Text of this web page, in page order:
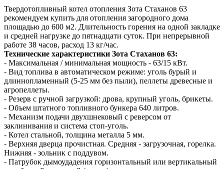
Твердотопливный котел отопления Зота Стаханов 63
рекомендуем купить для отопления загородного дома
площадью до 600 м2. Длительность горения на одной закладке
и средней нагрузке до пятнадцати суток. При непрерывной
работе 38 часов, расход 13 кг/час.
Технические характеристики Зота Стаханов 63:
- Максимальная / минимальная мощность - 63/15 кВт.
- Вид топлива в автоматическом режиме: уголь бурый и
длиннопламенный (5-25 мм без пыли), пеллеты древесные и
агропеллеты.
- Резерв с ручной загрузкой: дрова, крупный уголь, брикеты.
- Объем штатного топливного бункера 640 литров.
- Механизм подачи двухшнековый с реверсом от
заклинивания и система стоп-уголь.
- Котел стальной, толщина металла 5 мм.
- Верхняя дверца прочистная. Средняя - загрузочная, горелка.
Нижняя - зольник с поддувом.
- Патрубок дымоудадения горизонтальный или вертикальный